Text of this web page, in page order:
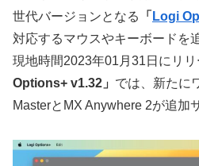
世代バージョンとなる
「 Logi
対応するマウスやキーボードを
現地時間2023年01月31日にリリ
Options+ v1.32」 では、新たに
MasterとMX Anywhere 2が追加